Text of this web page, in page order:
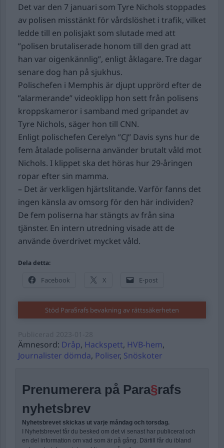
Det var den 7 januari som Tyre Nichols stoppades
av polisen misstänkt för vårdslöshet i trafik, vilket
ledde till en polisjakt som slutade med att
”polisen brutaliserade honom till den grad att
han var oigenkännlig”, enligt åklagare. Tre dagar
senare dog han på sjukhus.
Polischefen i Memphis är djupt upprörd efter de
”alarmerande” videoklipp hon sett från polisens
kroppskameror i samband med gripandet av
Tyre Nichols, säger hon till CNN.
Enligt polischefen Cerelyn ”CJ” Davis syns hur de
fem åtalade poliserna använder brutalt våld mot
Nichols. I klippet ska det höras hur 29-åringen
ropar efter sin mamma.
– Det är verkligen hjärtslitande. Varför fanns det
ingen känsla av omsorg för den här individen?
De fem poliserna har stängts av från sina
tjänster. En intern utredning visade att de
använde överdrivet mycket våld.
Dela detta:
Facebook X E-post
Stöd Para§rafs bevakning av rättssäkerheten
Ämnesord: Dråp, Hackspett, HVB-hem,
Journalister dömda, Poliser, Snöskoter
Prenumerera på Para§rafs
nyhetsbrev
Nyhetsbrevet skickas ut varje måndag och torsdag.
I Nyhetsbrevet får du besked om det vi senast har publicerat och
en del information om vad som är på gång. Därtill får du ibland